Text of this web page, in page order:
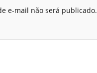
e-mail não será publicado.